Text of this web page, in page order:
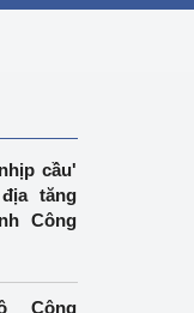
cầu'
tăng
Công
Công